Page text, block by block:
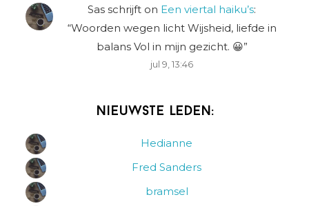
Sas schrijft on Een viertal haiku’s:
“Woorden wegen licht Wijsheid, liefde in
balans Vol in mijn gezicht. 😀”
jul 9, 13:46
Nieuwste leden:
Hedianne
Fred Sanders
bramsel